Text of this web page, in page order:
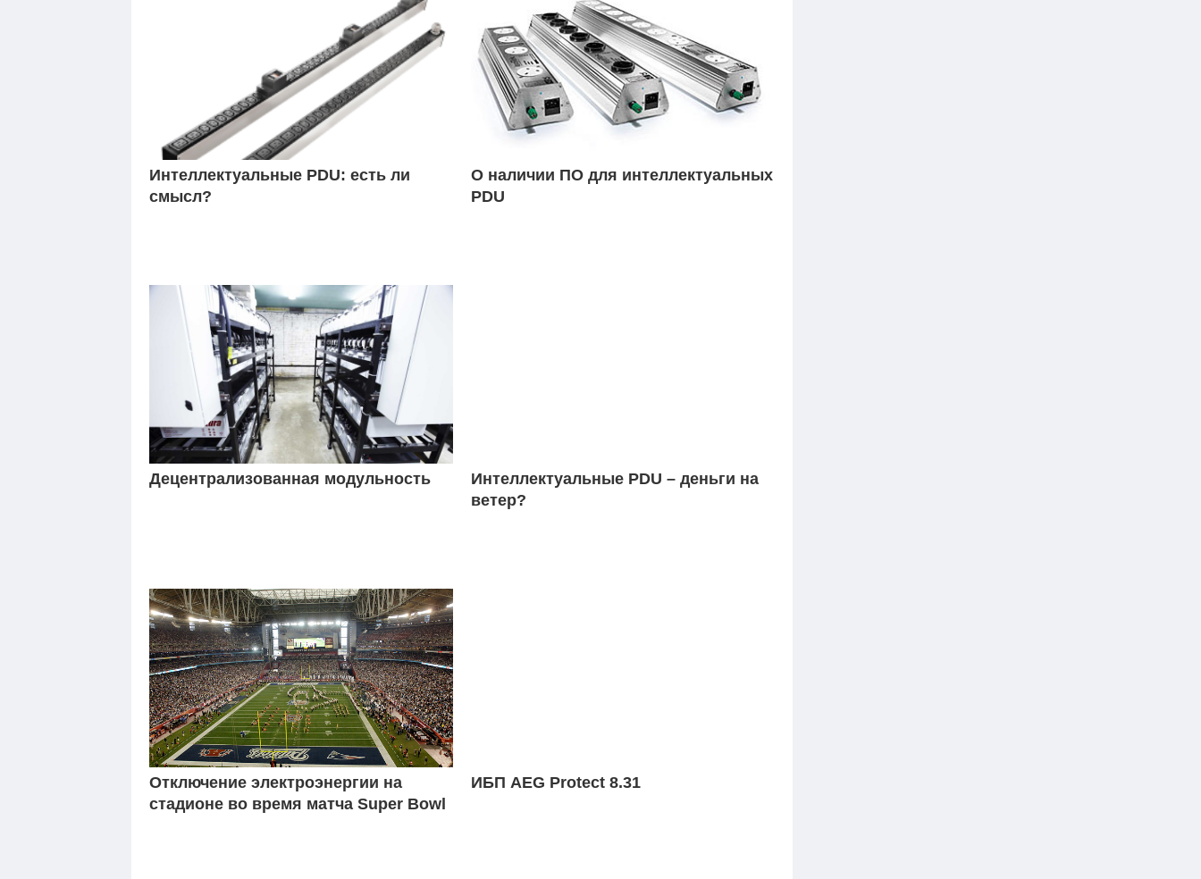
Интеллектуальные PDU: есть ли
смысл?
О наличии ПО для интеллектуальных
PDU
Децентрализованная модульность
Интеллектуальные PDU – деньги на
ветер?
Отключение электроэнергии на
стадионе во время матча Super Bowl
ИБП AEG Protect 8.31